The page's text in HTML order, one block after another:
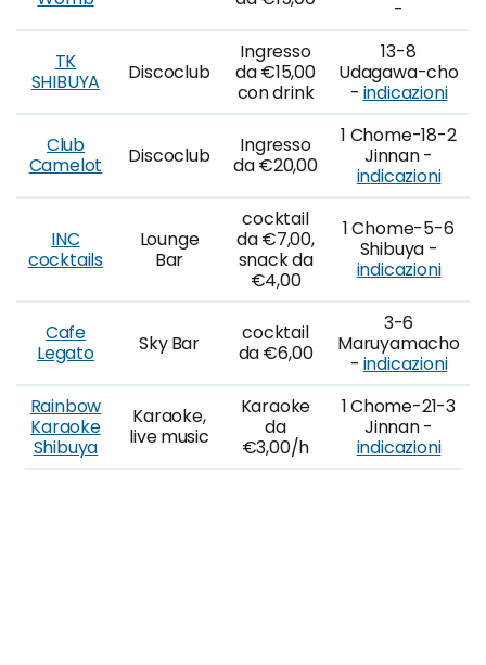
-
TK
SHIBUYA
Discoclub
Ingresso
da €15,00
con drink
13-8
Udagawa-cho
- indicazioni
Club
Camelot
Discoclub
Ingresso
da €20,00
1 Chome-18-2
Jinnan -
indicazioni
INC
cocktails
Lounge
Bar
cocktail
da €7,00,
snack da
€4,00
1 Chome-5-6
Shibuya -
indicazioni
Cafe
Legato
Sky Bar
cocktail
da €6,00
3-6
Maruyamacho
- indicazioni
Rainbow
Karaoke
Shibuya
Karaoke,
live music
Karaoke
da
€3,00/h
1 Chome-21-3
Jinnan -
indicazioni